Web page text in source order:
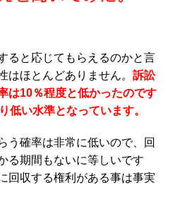
ると応じてもらえるのかと言
はほとんどありません。 訴訟
は10％程度と低かったのです
低い水準となっています。
う確率は非常に低いので、回
る期間もないに等しいです
回収する権利がある事は事実